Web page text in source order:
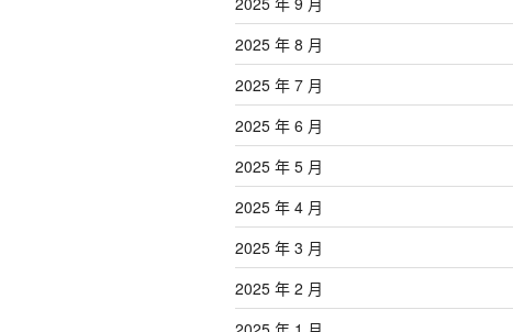
2025 年 8 月
2025 年 7 月
2025 年 6 月
2025 年 5 月
2025 年 4 月
2025 年 3 月
2025 年 2 月